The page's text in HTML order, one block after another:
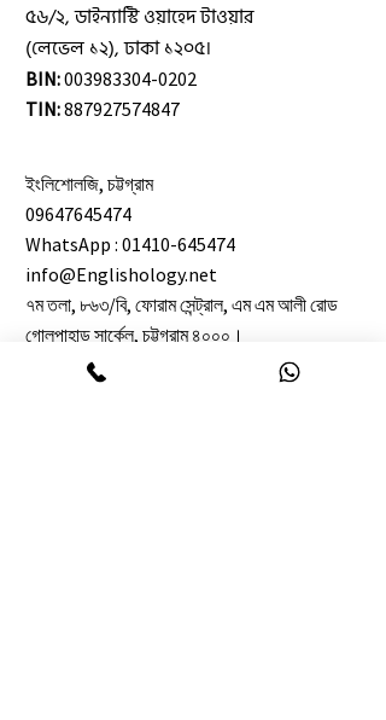
৫৬/২, ডাইন্যাস্টি ওয়াহেদ টাওয়ার
(লেভেল ১২), ঢাকা ১২০৫।
BIN:003983304-0202
TIN:887927574847
ইংলিশোলজি, চট্টগ্রাম
09647645474
WhatsApp : 01410-645474
info@Englishology.net
৭ম তলা, ৮৬৩/বি, ফোরাম সেন্ট্রাল, এম এম আলী রোড
গোলপাহাড় সার্কেল, চট্টগ্রাম ৪০০০।